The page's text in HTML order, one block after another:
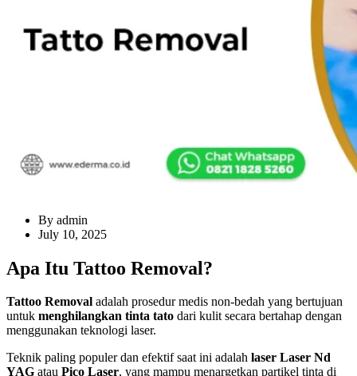
By admin
July 10, 2025
Apa Itu Tattoo Removal?
Tattoo Removal adalah prosedur medis non-bedah yang bertujuan
untuk menghilangkan tinta tato dari kulit secara bertahap dengan
menggunakan teknologi laser.
Teknik paling populer dan efektif saat ini adalah laser Laser Nd
YAG atau Pico Laser, yang mampu menargetkan partikel tinta di